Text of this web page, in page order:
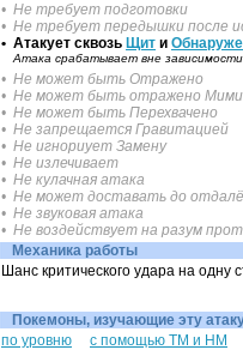
• Не требует подготовки
• Не требует передышки после
• Атакует сквозь Щит и
Атака срабатывает вне
• Не может быть Отражено
• Не может быть отражено
• Не может быть Перехвачено
• Не запрещается Гравитацией
• Не игнориует Замену
• Не излечивает
• Не кулачная атака
• Не может доставать до
• Не звуковая атака
• Не воздействует на разум
Механика работы
Шанс критического удара на одну
Покемоны, изучающие эту
по уровню
с помощью TM и HM